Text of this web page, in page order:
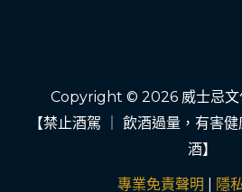
Copyright © 2026 威士忌文
【禁止酒駕 ｜ 飲酒過量，有害
酒】
專業免責聲明 隱